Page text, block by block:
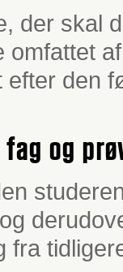
der skal
omfattet
den
og
fra